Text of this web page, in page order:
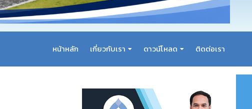
หน้าหลัก เกี่ยวกับเรา ดาวน์โหลด ติดต่อเรา